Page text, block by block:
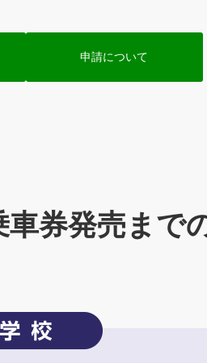
申請について
券発売まで